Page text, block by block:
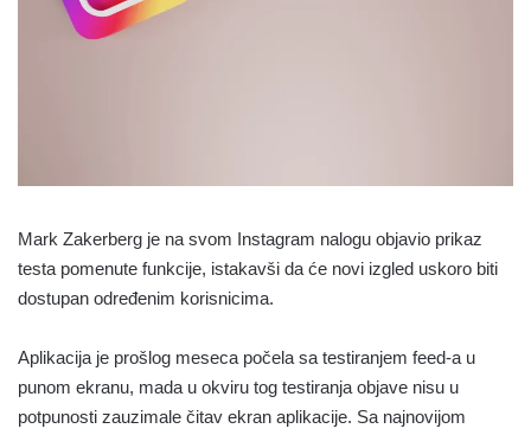
Mark Zakerberg je na svom Instagram nalogu objavio prikaz
testa pomenute funkcije, istakavši da će novi izgled uskoro biti
dostupan određenim korisnicima.
Aplikacija je prošlog meseca počela sa testiranjem feed-a u
punom ekranu, mada u okviru tog testiranja objave nisu u
potpunosti zauzimale čitav ekran aplikacije. Sa najnovijom